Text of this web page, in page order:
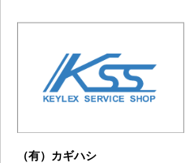
（有）カギハシ